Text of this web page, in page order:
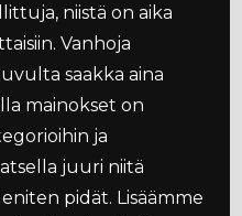
niistä on aika
Vanhoja
saakka aina
mainokset on
ja
juuri niitä
pidät. Lisäämme